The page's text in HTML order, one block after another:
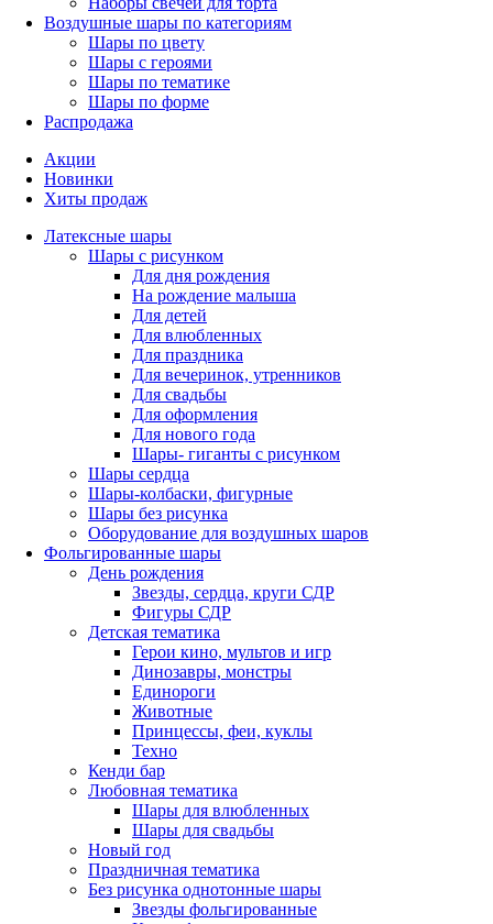
Воздушные шары по категориям
Шары по цвету
Шары с героями
Шары по тематике
Шары по форме
Распродажа
Акции
Новинки
Хиты продаж
Латексные шары
Шары с рисунком
Для дня рождения
На рождение малыша
Для детей
Для влюбленных
Для праздника
Для вечеринок, утренников
Для свадьбы
Для оформления
Для нового года
Шары- гиганты с рисунком
Шары сердца
Шары-колбаски, фигурные
Шары без рисунка
Оборудование для воздушных шаров
Фольгированные шары
День рождения
Звезды, сердца, круги СДР
Фигуры СДР
Детская тематика
Герои кино, мультов и игр
Динозавры, монстры
Единороги
Животные
Принцессы, феи, куклы
Техно
Кенди бар
Любовная тематика
Шары для влюбленных
Шары для свадьбы
Новый год
Праздничная тематика
Без рисунка однотонные шары
Звезды фольгированные